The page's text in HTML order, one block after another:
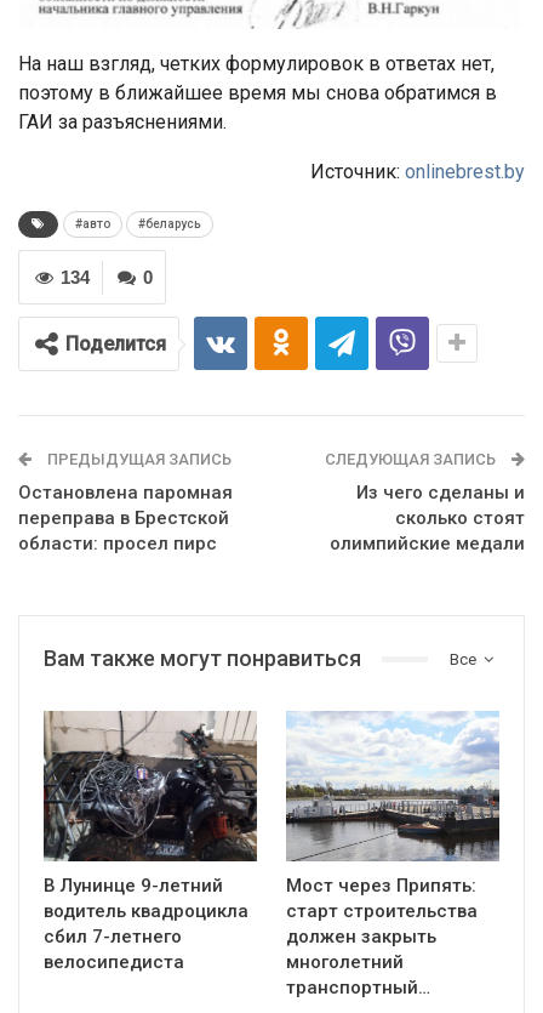
На наш взгляд, четких формулировок в ответах нет,
поэтому в ближайшее время мы снова обратимся в
ГАИ за разъяснениями.
Источник: onlinebrest.by
#авто #беларусь
0
134
Поделится
ПРЕДЫДУЩАЯ ЗАПИСЬ
Остановлена паромная
переправа в Брестской
области: просел пирс
СЛЕДУЮЩАЯ ЗАПИСЬ
Из чего сделаны и
сколько стоят
олимпийские медали
Все
Вам также могут понравиться
В Лунинце 9-летний
водитель квадроцикла
сбил 7-летнего
велосипедиста
Мост через Припять:
старт строительства
должен закрыть
многолетний
транспортный…